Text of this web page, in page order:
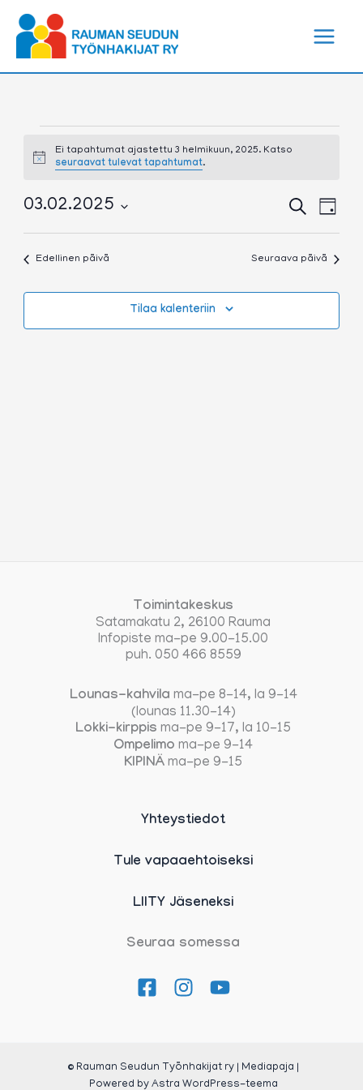
sisältöön
for
2025
Notice
Ei tapahtumat ajastettu 3 helmikuun, 2025. Katso
seuraavat tulevat tapahtumat.
Tapahtumat
Etsi
aja
Näkymät
navigointi
Etsi
Päivä
03.02.2025
Edellinen päivä Seuraava päivä
Tilaa kalenteriin
Toimintakeskus
Satamakatu 2, 26100 Rauma
Infopiste ma-pe 9.00-15.00
puh. 050 466 8559
Lounas-kahvila ma-pe 8-14, la 9-14
(lounas 11.30-14)
Lokki-kirppis ma-pe 9-17, la 10-15
Ompelimo ma-pe 9-14
KIPINÄ ma-pe 9-15
Yhteystiedot
Tule vapaaehtoiseksi
LIITY Jäseneksi
Seuraa somessa
© Rauman Seudun Työnhakijat ry | Mediapaja |
Powered by Astra WordPress-teema